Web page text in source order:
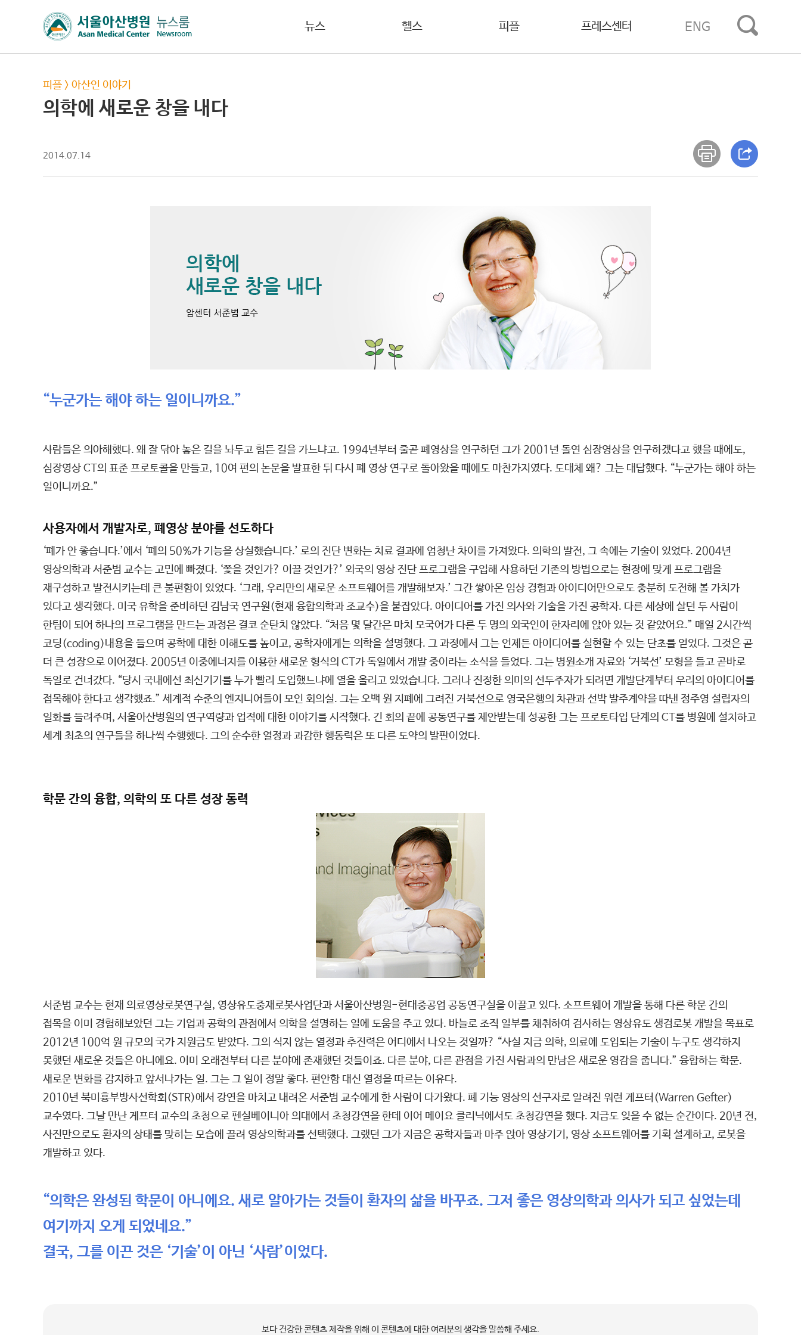
뉴스 헬스 피플 프레스센터 ENG
피플 > 아산인 이야기
의학에 새로운 창을 내다
2014.07.14
“누군가는 해야 하는 일이니까요.”
사람들은 의아해했다. 왜 잘 닦아 놓은 길을 놔두고 힘든 길을 가느냐고. 1994년부터 줄곧 폐영상을 연구하던 그가 2001년 돌연 심장영상을 연구하겠다고 했을 때에도,
심장영상 CT의 표준 프로토콜을 만들고, 10여 편의 논문을 발표한 뒤 다시 폐 영상 연구로 돌아왔을 때에도 마찬가지였다. 도대체 왜? 그는 대답했다. “누군가는 해야 하는
일이니까요.”
사용자에서 개발자로, 폐영상 분야를 선도하다
‘폐가 안 좋습니다.’에서 ‘폐의 50%가 기능을 상실했습니다.’ 로의 진단 변화는 치료 결과에 엄청난 차이를 가져왔다. 의학의 발전, 그 속에는 기술이 있었다. 2004년
영상의학과 서준범 교수는 고민에 빠졌다. ‘쫓을 것인가? 이끌 것인가?’ 외국의 영상 진단 프로그램을 구입해 사용하던 기존의 방법으로는 현장에 맞게 프로그램을
재구성하고 발전시키는데 큰 불편함이 있었다. ‘그래, 우리만의 새로운 소프트웨어를 개발해보자.’ 그간 쌓아온 임상 경험과 아이디어만으로도 충분히 도전해 볼 가치가
있다고 생각했다. 미국 유학을 준비하던 김남국 연구원(현재 융합의학과 조교수)을 붙잡았다. 아이디어를 가진 의사와 기술을 가진 공학자. 다른 세상에 살던 두 사람이
한팀이 되어 하나의 프로그램을 만드는 과정은 결코 순탄치 않았다. “처음 몇 달간은 마치 모국어가 다른 두 명의 외국인이 한자리에 앉아 있는 것 같았어요.” 매일 2시간씩
코딩(coding)내용을 들으며 공학에 대한 이해도를 높이고, 공학자에게는 의학을 설명했다. 그 과정에서 그는 언제든 아이디어를 실현할 수 있는 단초를 얻었다. 그것은 곧
더 큰 성장으로 이어졌다. 2005년 이중에너지를 이용한 새로운 형식의 CT가 독일에서 개발 중이라는 소식을 들었다. 그는 병원소개 자료와 ‘거북선’ 모형을 들고 곧바로
독일로 건너갔다. “당시 국내에선 최신기기를 누가 빨리 도입했느냐에 열을 올리고 있었습니다. 그러나 진정한 의미의 선두주자가 되려면 개발단계부터 우리의 아이디어를
접목해야 한다고 생각했죠.” 세계적 수준의 엔지니어들이 모인 회의실. 그는 오백 원 지폐에 그려진 거북선으로 영국은행의 차관과 선박 발주계약을 따낸 정주영 설립자의
일화를 들려주며, 서울아산병원의 연구역량과 업적에 대한 이야기를 시작했다. 긴 회의 끝에 공동연구를 제안받는데 성공한 그는 프로토타입 단계의 CT를 병원에 설치하고
세계 최초의 연구들을 하나씩 수행했다. 그의 순수한 열정과 과감한 행동력은 또 다른 도약의 발판이었다.
학문 간의 융합, 의학의 또 다른 성장 동력
서준범 교수는 현재 의료영상로봇연구실, 영상유도중재로봇사업단과 서울아산병원-현대중공업 공동연구실을 이끌고 있다. 소프트웨어 개발을 통해 다른 학문 간의
접목을 이미 경험해보았던 그는 기업과 공학의 관점에서 의학을 설명하는 일에 도움을 주고 있다. 바늘로 조직 일부를 채취하여 검사하는 영상유도 생검로봇 개발을 목표로
2012년 100억 원 규모의 국가 지원금도 받았다. 그의 식지 않는 열정과 추진력은 어디에서 나오는 것일까? “사실 지금 의학, 의료에 도입되는 기술이 누구도 생각하지
못했던 새로운 것들은 아니에요. 이미 오래전부터 다른 분야에 존재했던 것들이죠. 다른 분야, 다른 관점을 가진 사람과의 만남은 새로운 영감을 줍니다.” 융합하는 학문.
새로운 변화를 감지하고 앞서나가는 일. 그는 그 일이 정말 좋다. 편안함 대신 열정을 따르는 이유다.
2010년 북미흉부방사선학회(STR)에서 강연을 마치고 내려온 서준범 교수에게 한 사람이 다가왔다. 폐 기능 영상의 선구자로 알려진 워런 게프터(Warren Gefter)
교수였다. 그날 만난 게프터 교수의 초청으로 펜실베이니아 의대에서 초청강연을 한데 이어 메이요 클리닉에서도 초청강연을 했다. 지금도 잊을 수 없는 순간이다. 20년 전,
사진만으로도 환자의 상태를 맞히는 모습에 끌려 영상의학과를 선택했다. 그랬던 그가 지금은 공학자들과 마주 앉아 영상기기, 영상 소프트웨어를 기획 설계하고, 로봇을
개발하고 있다.
“의학은 완성된 학문이 아니에요. 새로 알아가는 것들이 환자의 삶을 바꾸죠. 그저 좋은 영상의학과 의사가 되고 싶었는데
여기까지 오게 되었네요.”
결국, 그를 이끈 것은 ‘기술’이 아닌 ‘사람’이었다.
보다 건강한 콘텐츠 제작을 위해 이 콘텐츠에 대한 여러분의 생각을 말씀해 주세요.